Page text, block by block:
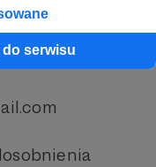
serwisu
styczniowym
( 7-10.01-
mailowego